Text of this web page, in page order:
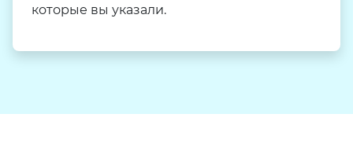
которые вы указали.